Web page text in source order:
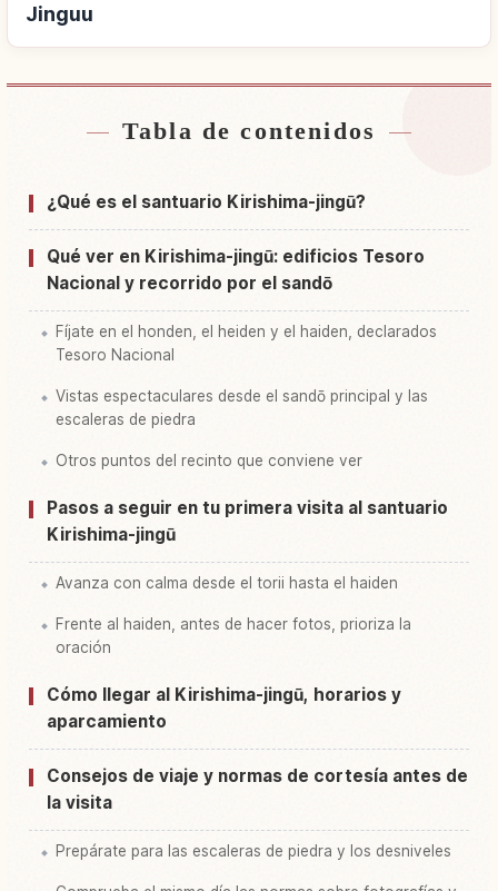
Jinguu
Buscar alojamiento cerca de Santuario Kiri
↗
Tabla de contenidos
¿Qué es el santuario Kirishima-jingū?
Qué ver en Kirishima-jingū: edificios Tesoro
Nacional y recorrido por el sandō
Fíjate en el honden, el heiden y el haiden, declarados
Tesoro Nacional
Vistas espectaculares desde el sandō principal y las
escaleras de piedra
Otros puntos del recinto que conviene ver
Pasos a seguir en tu primera visita al santuario
Kirishima-jingū
Avanza con calma desde el torii hasta el haiden
Frente al haiden, antes de hacer fotos, prioriza la
oración
Cómo llegar al Kirishima-jingū, horarios y
aparcamiento
Consejos de viaje y normas de cortesía antes de
la visita
Prepárate para las escaleras de piedra y los desniveles